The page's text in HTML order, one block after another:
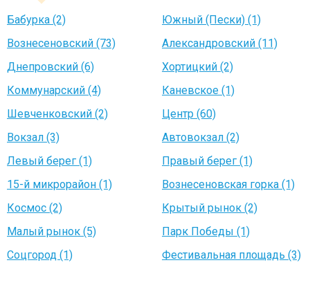
Бабурка (2)
Южный (Пески) (1)
Вознесеновский (73)
Александровский (11)
Днепровский (6)
Хортицкий (2)
Коммунарский (4)
Каневское (1)
Шевченковский (2)
Центр (60)
Вокзал (3)
Автовокзал (2)
Левый берег (1)
Правый берег (1)
15-й микрорайон (1)
Вознесеновская горка (1)
Космос (2)
Крытый рынок (2)
Малый рынок (5)
Парк Победы (1)
Соцгород (1)
Фестивальная площадь (3)